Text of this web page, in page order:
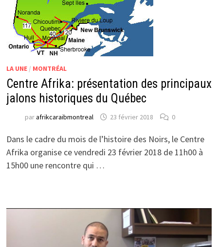
LA UNE/ MONTRÉAL
Centre Afrika: présentation des principaux
jalons historiques du Québec
parafrikcaraibmontreal 23 février 2018 0
Dans le cadre du mois de l’histoire des Noirs, le Centre
Afrika organise ce vendredi 23 février 2018 de 11h00 à
15h00 une rencontre qui …